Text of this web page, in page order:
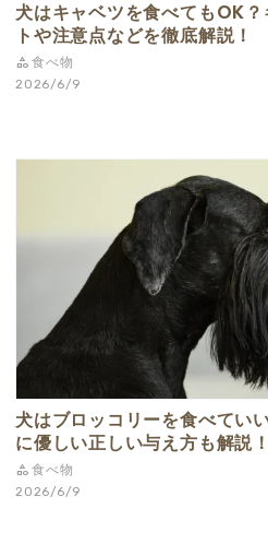
犬はキャベツを食べてもOK
トや注意点などを徹底解説！
食べ物
2026/6/9
犬はブロッコリーを食べてい
に優しい正しい与え方も解説！
食べ物
2026/6/9